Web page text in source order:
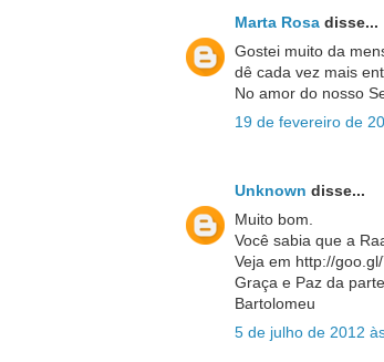
Marta Rosa disse...
Gostei muito da
dê cada vez mais
No amor do nosso
19 de fevereiro de
Unknown disse...
Muito bom.
Você sabia que a
Veja em http://
Graça e Paz da
Bartolomeu
5 de julho de 2012